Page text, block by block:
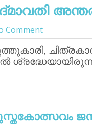
Comment